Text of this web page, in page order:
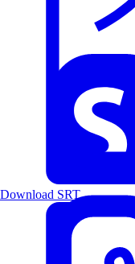
Download SRT